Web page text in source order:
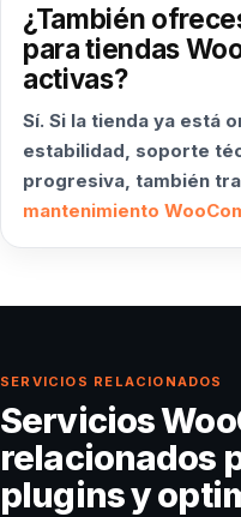
¿También
para tiendas
activas?
Sí. Si la tienda ya está
estabilidad, soporte
progresiva, también
mantenimiento
SERVICIOS RELACIONADOS
Servicios
relacionados
plugins y